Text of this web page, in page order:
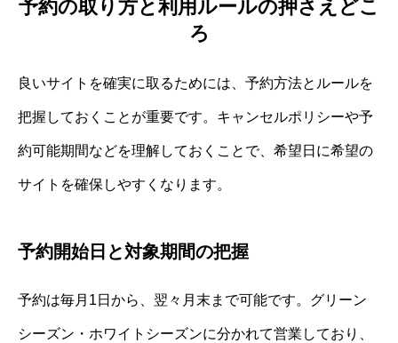
予約の取り方と利用ルールの押さえどこ
ろ
良いサイトを確実に取るためには、予約方法とルールを
把握しておくことが重要です。キャンセルポリシーや予
約可能期間などを理解しておくことで、希望日に希望の
サイトを確保しやすくなります。
予約開始日と対象期間の把握
予約は毎月1日から、翌々月末まで可能です。グリーン
シーズン・ホワイトシーズンに分かれて営業しており、